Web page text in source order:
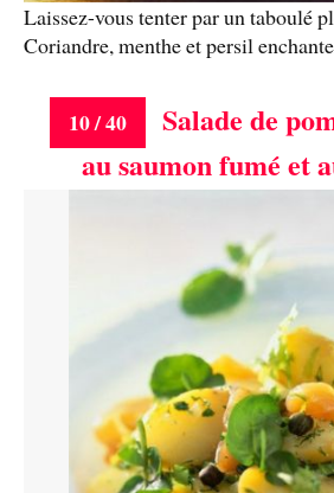
Laissez-vous tenter par un taboulé
Coriandre, menthe et persil
10 / 40
Salade de
au saumon fumé et